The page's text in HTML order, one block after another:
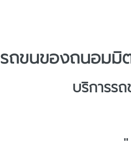
รถขนของถนอมมิ
บริการร